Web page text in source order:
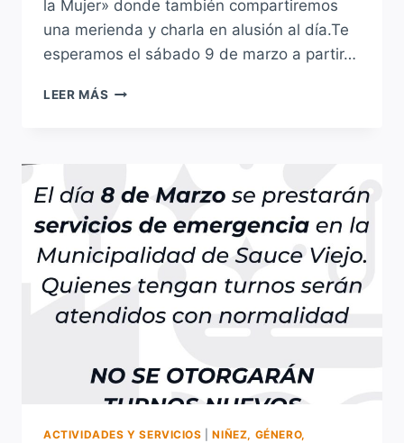
la Mujer» donde también compartiremos
una merienda y charla en alusión al día.Te
esperamos el sábado 9 de marzo a partir…
LEER MÁS MASTER
RITMOS
POR
EL
DE
LA
MUJER
ACTIVIDADES Y SERVICIOS |NIÑEZ, GÉNERO,